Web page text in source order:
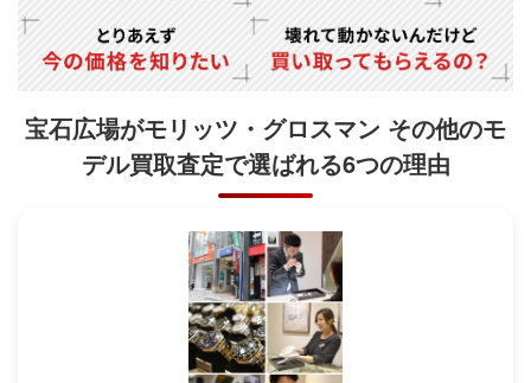
宝石広場がモリッツ・グロスマン その他のモ
デル買取査定で選ばれる6つの理由